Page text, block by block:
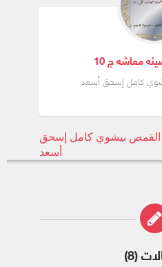
معاشه ج 10
كامل إسحق أسعد
القمص بيشوي كامل إسحق
أسعد
(8)